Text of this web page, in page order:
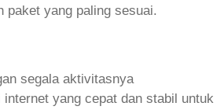
paket yang paling sesuai.
segala aktivitasnya
yang cepat dan stabil untuk